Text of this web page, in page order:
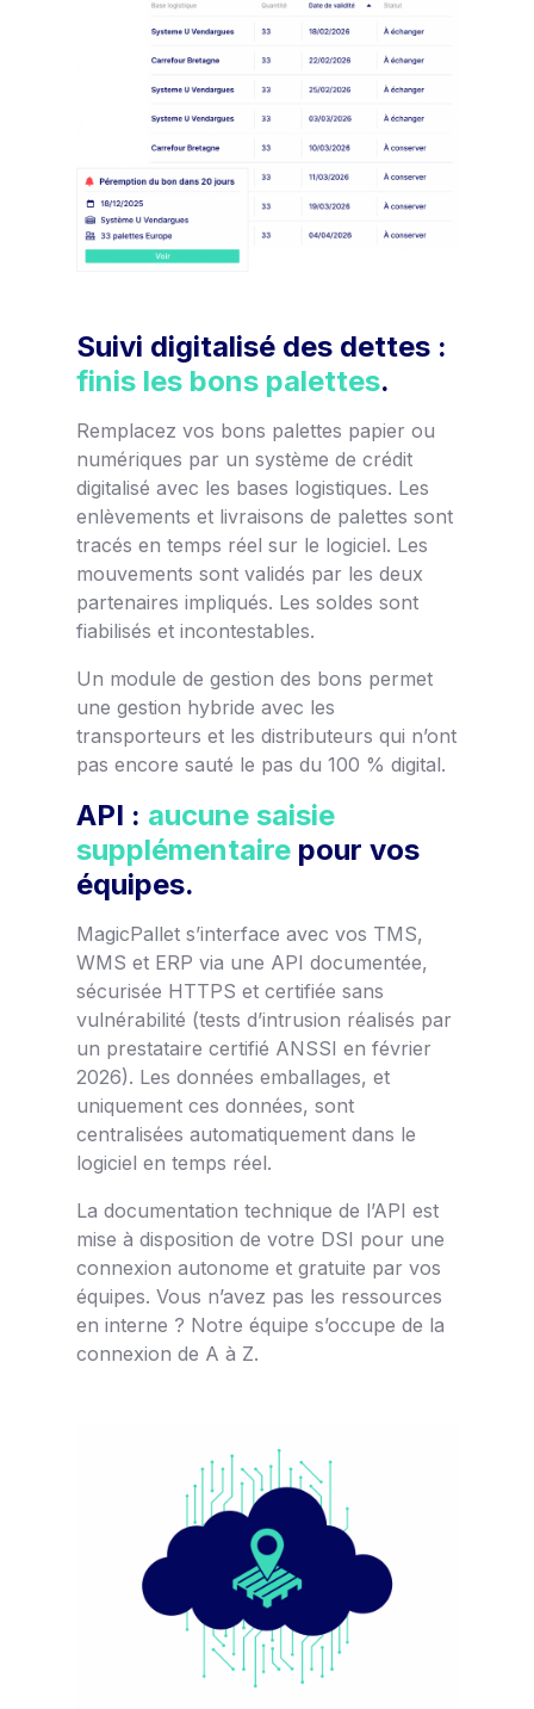
Suivi digitalisé des dettes :
finis les bons palettes.
Remplacez vos bons palettes papier ou
numériques par un système de crédit
digitalisé avec les bases logistiques. Les
enlèvements et livraisons de palettes sont
tracés en temps réel sur le logiciel. Les
mouvements sont validés par les deux
partenaires impliqués. Les soldes sont
fiabilisés et incontestables.
Un module de gestion des bons permet
une gestion hybride avec les
transporteurs et les distributeurs qui n’ont
pas encore sauté le pas du 100 % digital.
API : aucune saisie
supplémentaire pour vos
équipes.
MagicPallet s’interface avec vos TMS,
WMS et ERP via une API documentée,
sécurisée HTTPS et certifiée sans
vulnérabilité (tests d’intrusion réalisés par
un prestataire certifié ANSSI en février
2026). Les données emballages, et
uniquement ces données, sont
centralisées automatiquement dans le
logiciel en temps réel.
La documentation technique de l’API est
mise à disposition de votre DSI pour une
connexion autonome et gratuite par vos
équipes. Vous n’avez pas les ressources
en interne ? Notre équipe s’occupe de la
connexion de A à Z.